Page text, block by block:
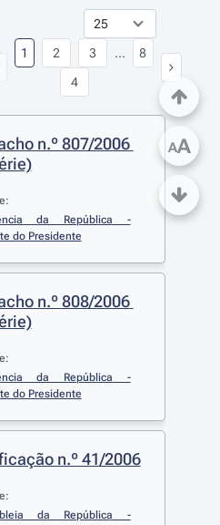
1 2
3
4
... 8
n.º 807/2006
da República -
do Presidente
n.º 808/2006
da República -
do Presidente
n.º 41/2006
da República -
AA